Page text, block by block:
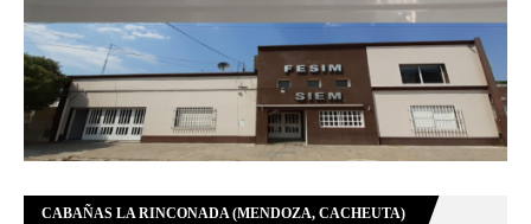
CABAÑAS LA RINCONADA (MENDOZA, CACHEUTA)